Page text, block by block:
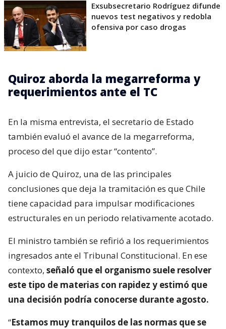
Exsubsecretario Rodríguez difunde
nuevos test negativos y redobla
ofensiva por caso drogas
Quiroz aborda la megarreforma y
requerimientos ante el TC
En la misma entrevista, el secretario de Estado
también evaluó el avance de la megarreforma,
proceso del que dijo estar “contento”.
A juicio de Quiroz, una de las principales
conclusiones que deja la tramitación es que Chile
tiene capacidad para impulsar modificaciones
estructurales en un periodo relativamente acotado.
El ministro también se refirió a los requerimientos
ingresados ante el Tribunal Constitucional. En ese
contexto, señaló que el organismo suele resolver
este tipo de materias con rapidez y estimó que
una decisión podría conocerse durante agosto.
“Estamos muy tranquilos de las normas que se